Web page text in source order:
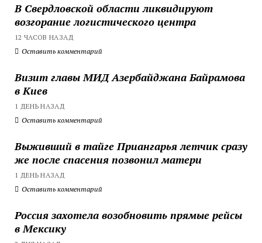
В Свердловской области ликвидируют
возгорание логистического центра
12 ЧАСОВ НАЗАД
Оставить комментарий
Визит главы МИД Азербайджана Байрамова
в Киев
1 ДЕНЬ НАЗАД
Оставить комментарий
Выживший в тайге Приангарья летчик сразу
же после спасения позвонил матери
1 ДЕНЬ НАЗАД
Оставить комментарий
Россия захотела возобновить прямые рейсы
в Мексику